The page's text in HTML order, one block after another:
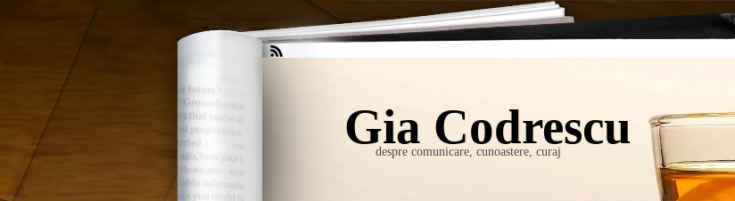
Gia Codrescu
despre comunicare, cunoastere, curaj